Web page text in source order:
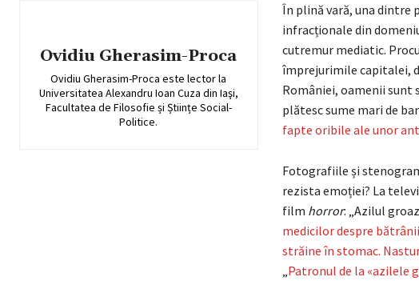
Ovidiu Gherasim-Proca
Ovidiu Gherasim-Proca este lector la
Universitatea Alexandru Ioan Cuza din Iaşi,
Facultatea de Filosofie și Științe Social-
Politice.
În plină vară, una dintre
infracționale din
cutremur mediatic.
împrejurimile capitalei,
României, oamenii sunt
plătesc sume mari de
fapte oribile ale unor
Fotografiile și
rezista emoției? La
film horror: „Azilul
medicilor despre
străine în stomac.
Patronul de la «azilele